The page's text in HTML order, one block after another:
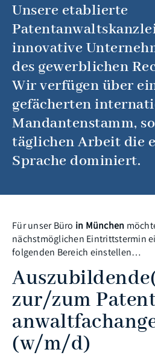
Unsere etablierte
innovative
des gewerblichen
Wir verfügen über
gefächerten
Mandantenstamm,
täglichen Arbeit die
Sprache dominiert.
Für unser Büro in München
nächstmöglichen Eintrittstermin
folgenden Bereich einstellen…
zur/zum
(w/m/d)